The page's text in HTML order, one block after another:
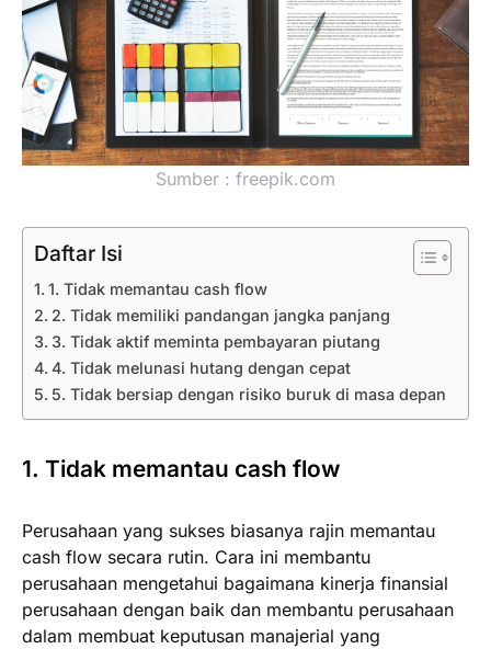
Sumber : freepik.com
Daftar Isi
1. Tidak memantau cash flow
2. Tidak memiliki pandangan jangka panjang
3. Tidak aktif meminta pembayaran piutang
4. Tidak melunasi hutang dengan cepat
5. Tidak bersiap dengan risiko buruk di masa depan
1. Tidak memantau cash flow
Perusahaan yang sukses biasanya rajin memantau
cash flow secara rutin. Cara ini membantu
perusahaan mengetahui bagaimana kinerja finansial
perusahaan dengan baik dan membantu perusahaan
dalam membuat keputusan manajerial yang